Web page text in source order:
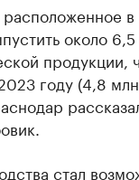
в
около
продукции,
году (4,8
стал